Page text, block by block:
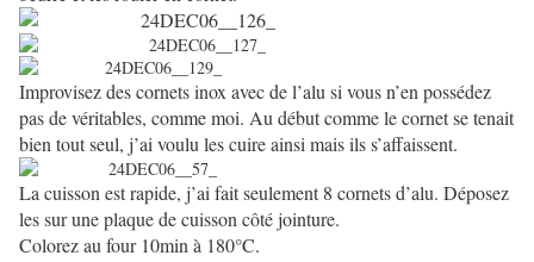
Improvisez des cornets inox avec de l’alu si vous n’en possédez
pas de véritables, comme moi. Au début comme le cornet se tenait
bien tout seul, j’ai voulu les cuire ainsi mais ils s’affaissent.
La cuisson est rapide, j’ai fait seulement 8 cornets d’alu. Déposez
les sur une plaque de cuisson côté jointure.
Colorez au four 10min à 180°C.